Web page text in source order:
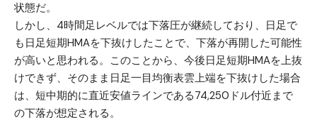
状態だ。
しかし、4時間足レベルでは下落圧が継続しており、日足で
も日足短期HMAを下抜けしたことで、下落が再開した可能性
が高いと思われる。このことから、今後日足短期HMAを上抜
けできず、そのまま日足一目均衡表雲上端を下抜けした場合
は、短中期的に直近安値ラインである74,250ドル付近まで
の下落が想定される。